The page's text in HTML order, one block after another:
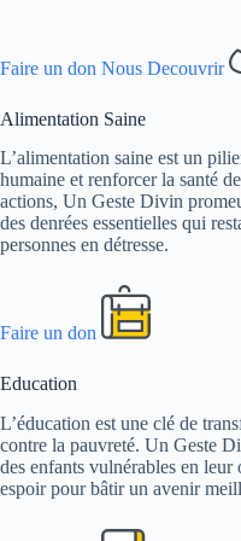
Faire un don Nous Decouvrir
Alimentation Saine
L’alimentation saine est un
humaine et renforcer la santé
actions, Un Geste Divin
des denrées essentielles qui
personnes en détresse.
Faire un don
Education
L’éducation est une clé de
contre la pauvreté. Un Geste
des enfants vulnérables en
espoir pour bâtir un avenir